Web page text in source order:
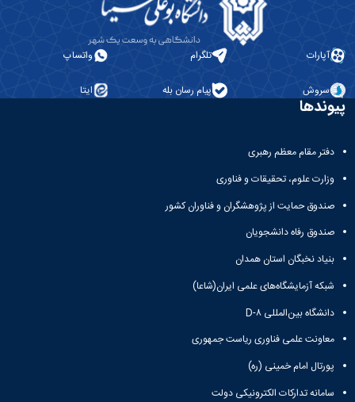
آپارات تلگرام واتساپ
سروش پیام رسان بله ایتا
پیوندها
دفتر مقام معظم رهبری
وزارت علوم، تحقیقات و فناوری
صندوق حمایت از پژوهشگران و فناوران کشور
صندوق رفاه دانشجویان
بنیاد نخبگان استان همدان
شبکه آزمایشگاه‌های علمی ایران(شاعا)
دانشگاه بین‌المللی D-۸
معاونت علمی فناوری ریاست جمهوری
پورتال امام خمینی (ره)
سامانه تدارکات الکترونیکی دولت